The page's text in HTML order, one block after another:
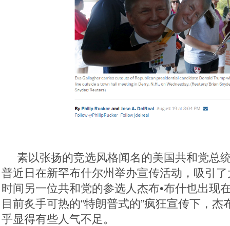
素以张扬的竞选风格闻名的美国共和党总
普近日在新罕布什尔州举办宣传活动，吸引
时间另一位共和党的参选人杰布•布什也出现
目前炙手可热的“特朗普式的”疯狂宣传下，
乎显得有些人气不足。